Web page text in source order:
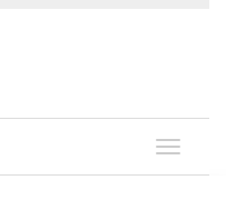
T
o